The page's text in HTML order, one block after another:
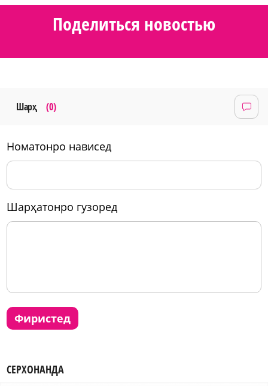
Поделиться новостью
Шарҳ (0)
номатонро нависед
шарҳатонро гузоред
фиристед
СЕРХОНАНДА